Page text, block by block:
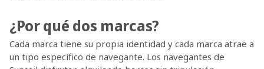
¿Por qué dos marcas?
Cada marca tiene su propia identidad y cada marca atrae a
un tipo específico de navegante. Los navegantes de